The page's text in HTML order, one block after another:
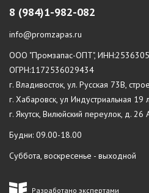
8 (984)1-982-082
info@promzapas.ru
ООО "Промзапас-ОПТ",
ОГРН:1172536029434
г. Владивосток, ул. Русская 73В,
г. Хабаровск, ул Индустриальная 19
г. Якутск, Вилюйский переулок, д. 26
Будни: 09.00-18.00
Суббота, воскресенье - выходной
Разработано экспертами